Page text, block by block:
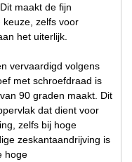
maakt de fijn
zelfs voor
het uiterlijk.
vervaardigd volgens
met schroefdraad is
90 graden maakt. Dit
dat dient voor
zelfs bij hoge
zeskantaandrijving is
hoge